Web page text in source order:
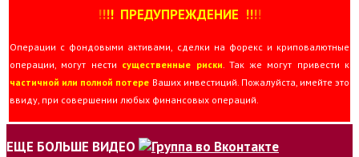
!!!! ПРЕДУПРЕЖДЕНИЕ !!!!
Операции с фондовыми активами, сделки на форекс и криповалютные
операции, могут нести существенные риски . Так же могут привести к
частичной или полной потере Ваших инвестиций. Пожалуйста, имейте это
ввиду, при совершении любых финансовых операций.
ЕЩЕ БОЛЬШЕ ВИДЕО